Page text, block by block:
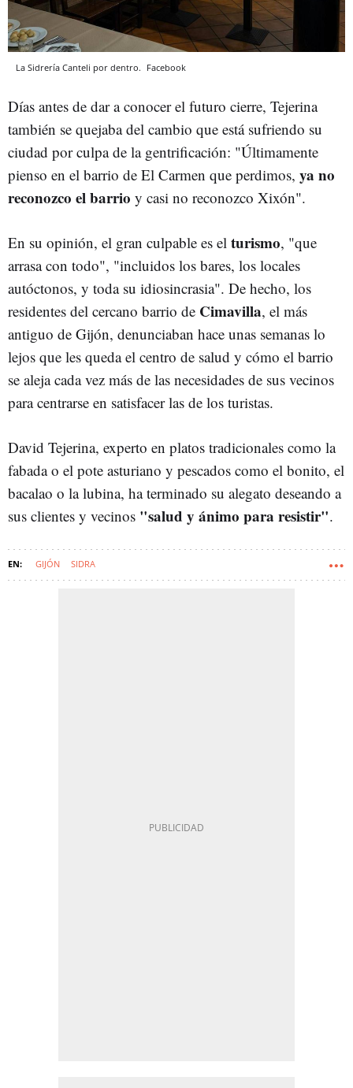
La Sidrería Canteli por dentro. Facebook
Días antes de dar a conocer el futuro cierre, Tejerina
también se quejaba del cambio que está sufriendo su
ciudad por culpa de la gentrificación: "Últimamente
pienso en el barrio de El Carmen que perdimos, ya no
reconozco el barrio y casi no reconozco Xixón".
En su opinión, el gran culpable es el turismo, "que
arrasa con todo", "incluidos los bares, los locales
autóctonos, y toda su idiosincrasia". De hecho, los
residentes del cercano barrio de Cimavilla, el más
antiguo de Gijón, denunciaban hace unas semanas lo
lejos que les queda el centro de salud y cómo el barrio
se aleja cada vez más de las necesidades de sus vecinos
para centrarse en satisfacer las de los turistas.
David Tejerina, experto en platos tradicionales como la
fabada o el pote asturiano y pescados como el bonito, el
bacalao o la lubina, ha terminado su alegato deseando a
sus clientes y vecinos "salud y ánimo para resistir".
GIJÓN SIDRA